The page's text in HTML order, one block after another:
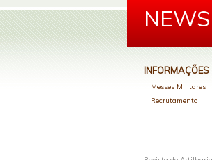
INFORMAÇÕES
Messes Militares
Recrutamento